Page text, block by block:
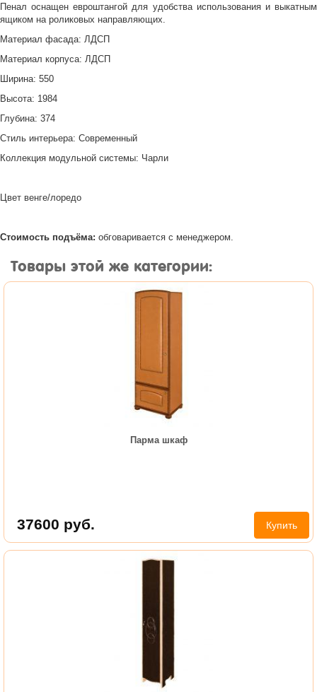
Пенал оснащен евроштангой для удобства использования и выкатным
ящиком на роликовых направляющих.
Материал фасада: ЛДСП
Материал корпуса: ЛДСП
Ширина: 550
Высота: 1984
Глубина: 374
Стиль интерьера: Современный
Коллекция модульной системы: Чарли
Цвет венге/лоредо
Стоимость подъёма: обговаривается с менеджером.
Товары этой же категории:
Парма шкаф
37600 руб. Купить